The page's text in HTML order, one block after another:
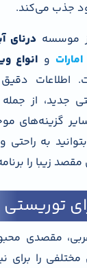
جذب می‌کند.
موسسه درنای
و انواع
اطلاعات دقیق
گزینه‌های
به راحتی
زیبا را
توریستی
مقصدی
را برای